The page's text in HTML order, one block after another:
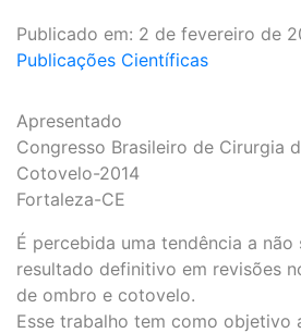
Publicado em: 2 de fevereiro de
Publicações Científicas
Apresentado
Congresso Brasileiro de Cirurgia
Cotovelo-2014
Fortaleza-CE
É percebida uma tendência a não
resultado definitivo em revisões
de ombro e cotovelo.
Esse trabalho tem como objetivo